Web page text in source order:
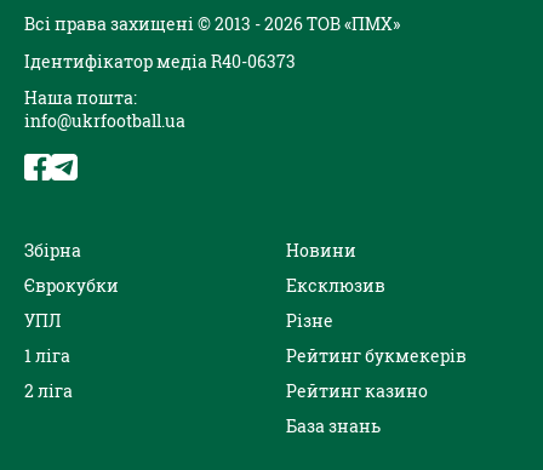
Всі права захищені © 2013 - 2026 ТОВ «ПМХ»
Ідентифікатор медіа R40-06373
Наша пошта:
info@ukrfootball.ua
Збірна
Єврокубки
УПЛ
1 ліга
2 ліга
Новини
Ексклюзив
Різне
Рейтинг букмекерів
Рейтинг казино
База знань